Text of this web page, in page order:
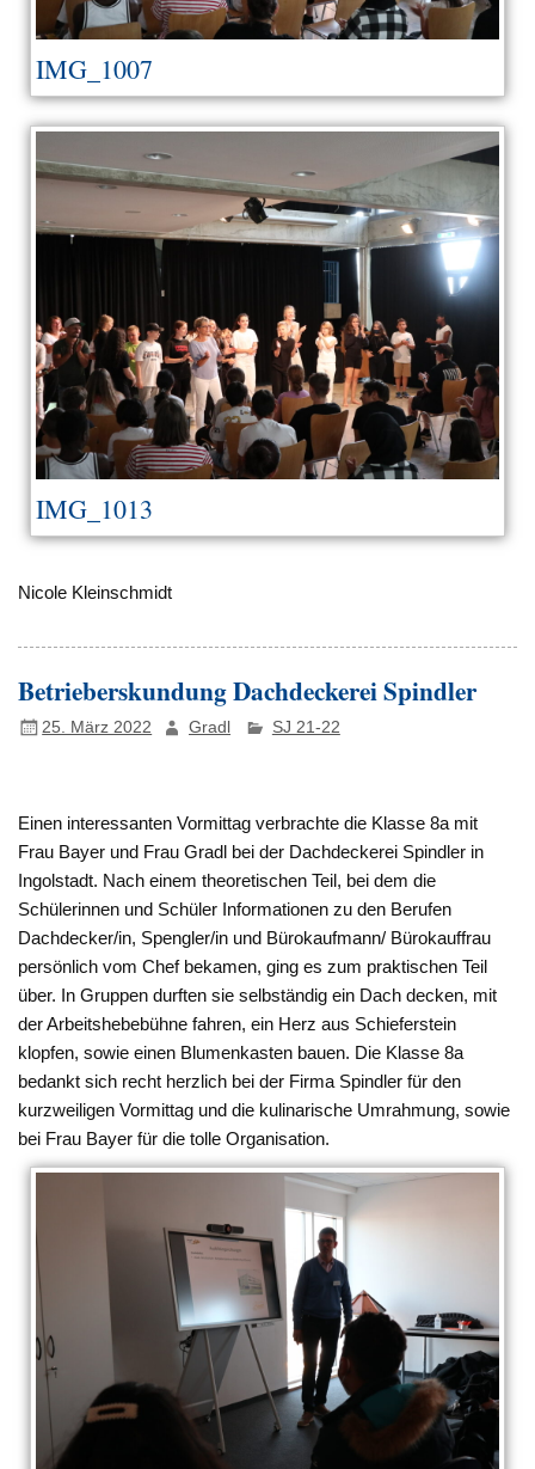
IMG_1007
IMG_1013
Nicole Kleinschmidt
Betrieberskundung Dachdeckerei Spindler
25. März 2022 Gradl SJ 21-22
Einen interessanten Vormittag verbrachte die Klasse 8a mit
Frau Bayer und Frau Gradl bei der Dachdeckerei Spindler in
Ingolstadt. Nach einem theoretischen Teil, bei dem die
Schülerinnen und Schüler Informationen zu den Berufen
Dachdecker/in, Spengler/in und Bürokaufmann/ Bürokauffrau
persönlich vom Chef bekamen, ging es zum praktischen Teil
über. In Gruppen durften sie selbständig ein Dach decken, mit
der Arbeitshebebühne fahren, ein Herz aus Schieferstein
klopfen, sowie einen Blumenkasten bauen. Die Klasse 8a
bedankt sich recht herzlich bei der Firma Spindler für den
kurzweiligen Vormittag und die kulinarische Umrahmung, sowie
bei Frau Bayer für die tolle Organisation.